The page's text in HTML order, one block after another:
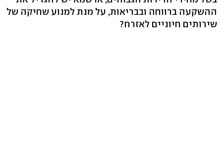
ההשקעה ברווחה ובבריאות, על מנת למנוע שחיקה של
שירותים חיוניים לאזרח?